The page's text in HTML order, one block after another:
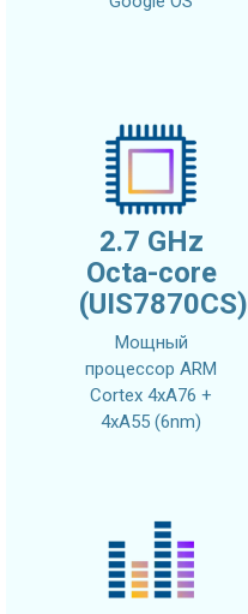
2.7 GHz
Octa-core
(UIS7870CS)
Мощный
процессор ARM
Cortex 4xA76 +
4xA55 (6nm)